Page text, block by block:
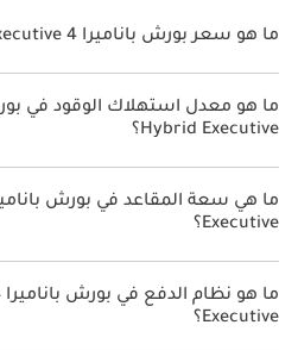
ما هو سعر بورش باناميرا 4 E-Hybrid Executive؟
سعر بورش باناميرا 4 E-Hybrid Executive هو درهم 502,400.
Hybrid Executive؟
يبلغ معدل استهلاك الوقود المقترح من
باناميرا 2026 من 8 كم/ليتر - 13 كم/ليتر.
Executive؟
تتسع بورش باناميرا 4 E-Hybrid Executive لأ 4 أشخاص.
Executive؟